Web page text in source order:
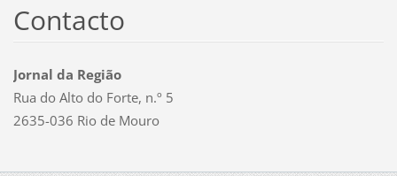
Contacto
Jornal da Região
Rua do Alto do Forte, n.º 5
2635-036 Rio de Mouro